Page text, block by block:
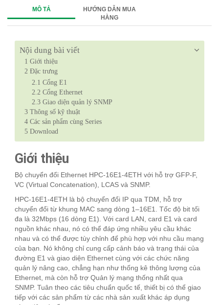
MÔ TẢ
HƯỚNG DẪN MUA
HÀNG
Nội dung bài viết
1 Giới thiệu
2 Đặc trưng
2.1 Cổng E1
2.2 Cổng Ethernet
2.3 Giao diện quản lý SNMP
3 Thông số kỹ thuật
4 Các sản phẩm cùng Series
5 Download
Giới thiệu
Bộ chuyển đổi Ethernet HPC-16E1-4ETH với hỗ trợ GFP-F,
VC (Virtual Concatenation), LCAS và SNMP.
HPC-16E1-4ETH là bộ chuyển đổi IP qua TDM, hỗ trợ
chuyển đổi từ khung MAC sang dòng 1–16E1. Tốc độ bit tối
đa là 32Mbps (16 dòng E1). Với card LAN, card E1 và card
nguồn khác nhau, nó có thể đáp ứng nhiều yêu cầu khác
nhau và có thể được tùy chỉnh để phù hợp với nhu cầu mạng
của bạn. Nó không chỉ cung cấp cảnh báo và trạng thái của
đường E1 và giao diện Ethernet cùng với các chức năng
quản lý nâng cao, chẳng hạn như thống kê thông lượng của
Ethernet, mà còn hỗ trợ Quản lý mạng thống nhất qua
SNMP. Tuân theo các tiêu chuẩn quốc tế, thiết bị có thể giao
tiếp với các sản phẩm từ các nhà sản xuất khác áp dụng